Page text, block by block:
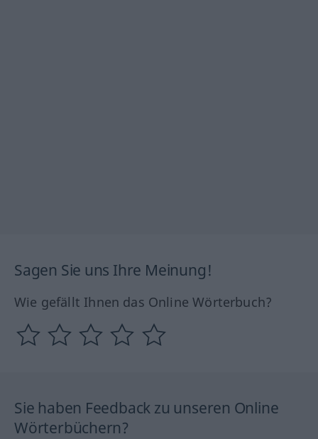
Sagen Sie uns Ihre Meinung!
Wie gefällt Ihnen das Online Wörterbuch?
Sie haben Feedback zu unseren Online
Wörterbüchern?